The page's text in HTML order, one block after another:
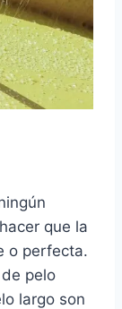
que la
o perfecta.
pelo
largo son